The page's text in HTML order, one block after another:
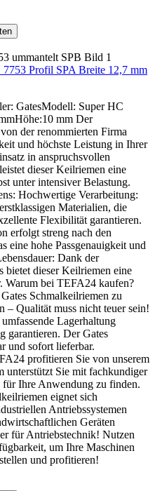
Profil SPA Breite 12,7 mm
GatesModell: Super HC
mm Der
der renommierten Firma
und höchste Leistung in Ihrer
in anspruchsvollen
dieser Keilriemen eine
unter intensiver Belastung.
Hochwertige Verarbeitung:
Materialien, die
Flexibilität garantieren.
erfolgt streng nach den
eine hohe Passgenauigkeit und
Dank der
bietet dieser Keilriemen eine
Warum bei TEFA24 kaufen?
Schmalkeilriemen zu
– Qualität muss nicht teuer sein!
Lagerhaltung
garantieren. Der Gates
und sofort lieferbar.
profitieren Sie von unserem
unterstützt Sie mit fachkundiger
Ihre Anwendung zu finden.
eignet sich
Antriebssystemen
Geräten
für Antriebstechnik! Nutzen
um Ihre Maschinen
und profitieren!